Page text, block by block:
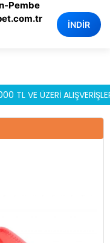
VE ÜZERİ
0
Pembe
İNDİR